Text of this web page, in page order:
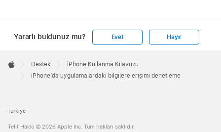
Yararlı buldunuz mu? Evet Hayır
Footer

Apple
Destek
iPhone Kullanma Kılavuzu
iPhone’da uygulamalardaki bilgilere erişimi denetleme
Türkiye
Telif Hakkı © 2026 Apple Inc. Tüm hakları saklıdır.